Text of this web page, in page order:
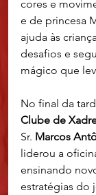
cores e
e de princesa
ajuda às
desafios e
mágico que
No final da
Clube de
Sr. Marcos
liderou a
ensinando
estratégias do